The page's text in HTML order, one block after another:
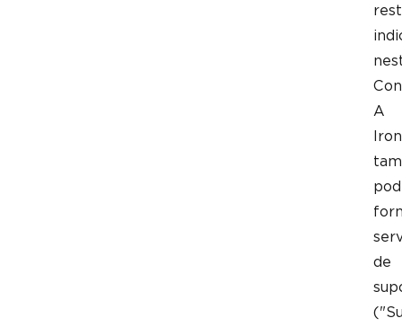
A
Iron
de